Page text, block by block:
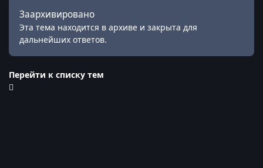
Заархивировано
Эта тема находится в архиве и закрыта для
дальнейших ответов.
Перейти к списку тем